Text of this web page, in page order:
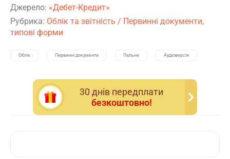
Джерело: «Дебет-Кредит»
Рубрика: Облік та звітність / Первинні документи,
типові форми
Облік Первинні документи Пальне Аудіоверсія
30 днiв передплати
безкоштовно!